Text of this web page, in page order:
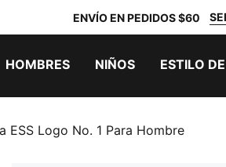
ENVÍO EN PEDIDOS $60
HOMBRES NIÑOS ESTILO
ESS Logo No. 1 Para Hombre